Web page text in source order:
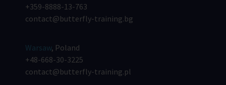
+359-8888-13-763
contact@butterfly-training.bg
Warsaw, Poland
+48-668-30-3225
contact@butterfly-training.pl